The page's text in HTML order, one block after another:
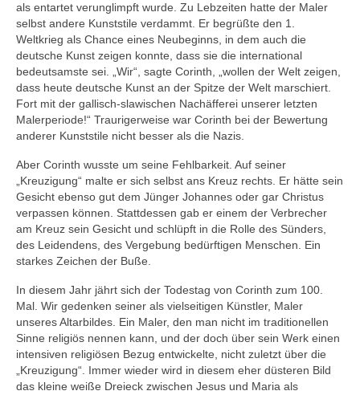
Protokolle
Kirchen
Johanneskirche Bad Tölz
Altarbild „Kreuzigung“ von Lovis Corinth
Geschichte
Karte der Ortsteile
Dekanat Bad Tölz
Evang. Erwachsenenbildung Oberland
Evang.-Luth. Kirche in Bayern
Evang. Kirche in Deutschland
Kirchenmusik
als entartet verunglimpft wurde. Zu Lebzeiten hatte der Maler
selbst andere Kunststile verdammt. Er begrüßte den 1.
Weltkrieg als Chance eines Neubeginns, in dem auch die
deutsche Kunst zeigen konnte, dass sie die international
bedeutsamste sei. „Wir“, sagte Corinth, „wollen der Welt zeigen,
dass heute deutsche Kunst an der Spitze der Welt marschiert.
Fort mit der gallisch-slawischen Nachäfferei unserer letzten
Malerperiode!“ Traurigerweise war Corinth bei der Bewertung
anderer Kunststile nicht besser als die Nazis.
Aber Corinth wusste um seine Fehlbarkeit. Auf seiner
„Kreuzigung“ malte er sich selbst ans Kreuz rechts. Er hätte sein
Gesicht ebenso gut dem Jünger Johannes oder gar Christus
verpassen können. Stattdessen gab er einem der Verbrecher
am Kreuz sein Gesicht und schlüpft in die Rolle des Sünders,
des Leidendens, des Vergebung bedürftigen Menschen. Ein
starkes Zeichen der Buße.
In diesem Jahr jährt sich der Todestag von Corinth zum 100.
Mal. Wir gedenken seiner als vielseitigen Künstler, Maler
unseres Altarbildes. Ein Maler, den man nicht im traditionellen
Sinne religiös nennen kann, und der doch über sein Werk einen
intensiven religiösen Bezug entwickelte, nicht zuletzt über die
„Kreuzigung“. Immer wieder wird in diesem eher düsteren Bild
das kleine weiße Dreieck zwischen Jesus und Maria als